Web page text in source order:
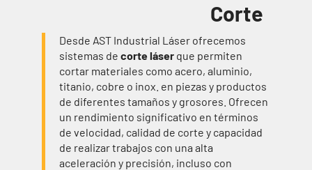
Corte
Desde AST Industrial Láser ofrecemos
sistemas de corte láser que permiten
cortar materiales como acero, aluminio,
titanio, cobre o inox. en piezas y productos
de diferentes tamaños y grosores. Ofrecen
un rendimiento significativo en términos
de velocidad, calidad de corte y capacidad
de realizar trabajos con una alta
aceleración y precisión, incluso con